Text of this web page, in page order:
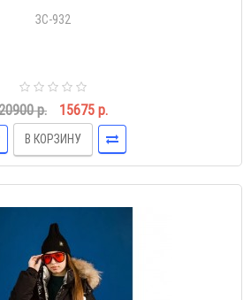
ЗС-932
р. 15675 р.
В КОРЗИНУ